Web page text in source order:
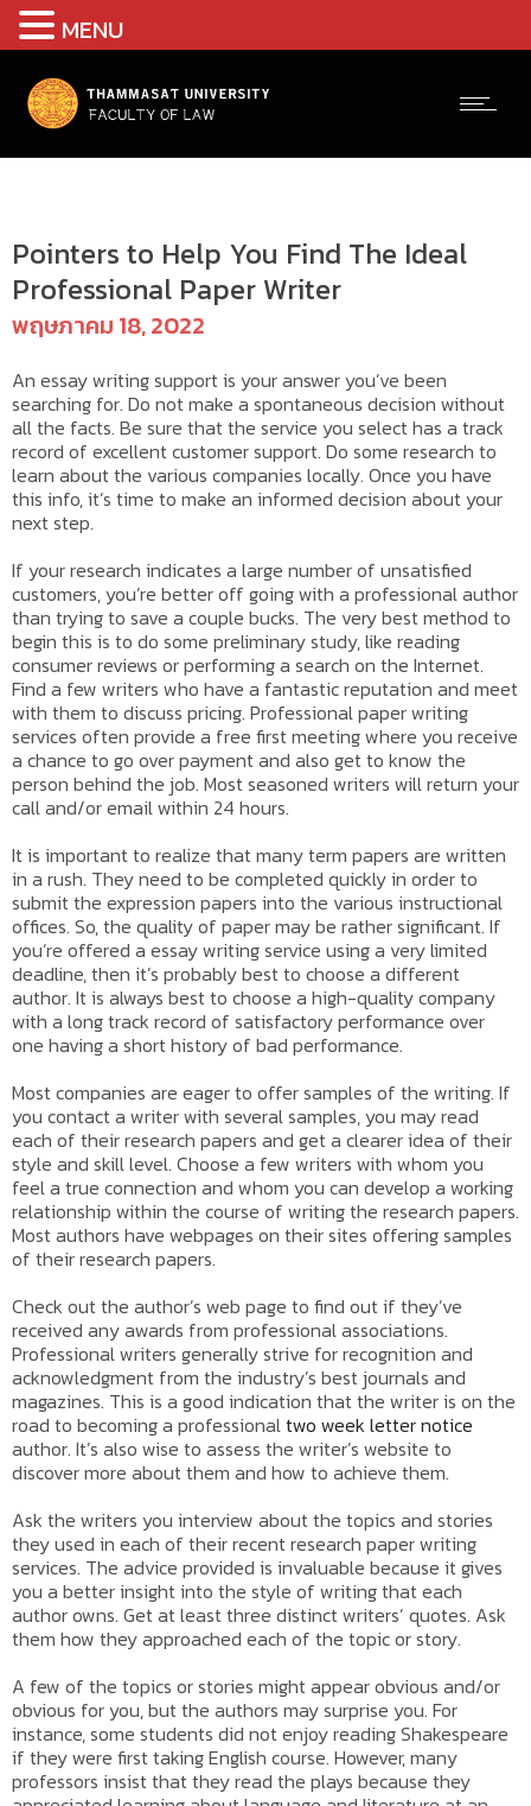
Pointers to Help You Find The Ideal
Professional Paper Writer
พฤษภาคม 18, 2022
An essay writingsupport is your answer you’ve been
searching for. Do not make a spontaneous decision without
all the facts. Be sure that the service you select has a track
record of excellent customer support. Do some research to
learn about the various companies locally. Once you have
this info, it’s time to make an informed decision about your
next step.
If your research indicates a large number of unsatisfied
customers, you’re better off going with a professional author
than trying to save a couple bucks. The very best method to
begin this is to do some preliminary study, like reading
consumer reviews or performing a search on the Internet.
Find a few writers who have a fantastic reputation and meet
with them to discuss pricing. Professional paper writing
services often provide a free first meeting where you receive
a chance to go over payment and also get to know the
person behind the job. Most seasoned writers will return your
call and/or email within 24 hours.
It is important to realize that many term papers are written
in a rush. They need to be completed quickly in order to
submit the expression papers into the various instructional
offices. So, the quality of paper may be rather significant. If
you’re offered a essay writing service using a very limited
deadline, then it’s probably best to choose a different
author. It is always best to choose a high-quality company
with a long track record of satisfactory performance over
one having a short history of bad performance.
Most companies are eager to offer samples of the writing. If
you contact a writer with several samples, you may read
each of their research papers and get a clearer idea of their
style and skill level. Choose a few writers with whom you
feel a true connection and whom you can develop a working
relationship within the course of writing the research papers.
Most authors have webpages on their sites offering samples
of their research papers.
Check out the author’s web page to find out if they’ve
received any awards from professional associations.
Professional writers generally strive for recognition and
acknowledgment from the industry’s best journals and
magazines. This is a good indication that the writer is on the
road to becoming a professionaltwo week letter notice
author. It’s also wise to assess the writer’s website to
discover more about them and how to achieve them.
Ask the writers you interview about the topics and stories
they used in each of their recent research paper writing
services. The advice provided is invaluable because it gives
you a better insight into the style of writing that each
author owns. Get at least three distinct writers’ quotes. Ask
them how they approached each of the topic or story.
A few of the topics or stories might appear obvious and/or
obvious for you, but the authors may surprise you. For
instance, some students did not enjoy reading Shakespeare
if they were first taking English course. However, many
professors insist that they read the plays because they
MENU